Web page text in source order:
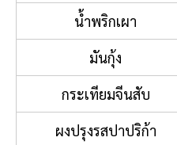
น้ำพริกเผา
มันกุ้ง
กระเทียมจีนสับ
ผงปรุงรสปาปริก้า